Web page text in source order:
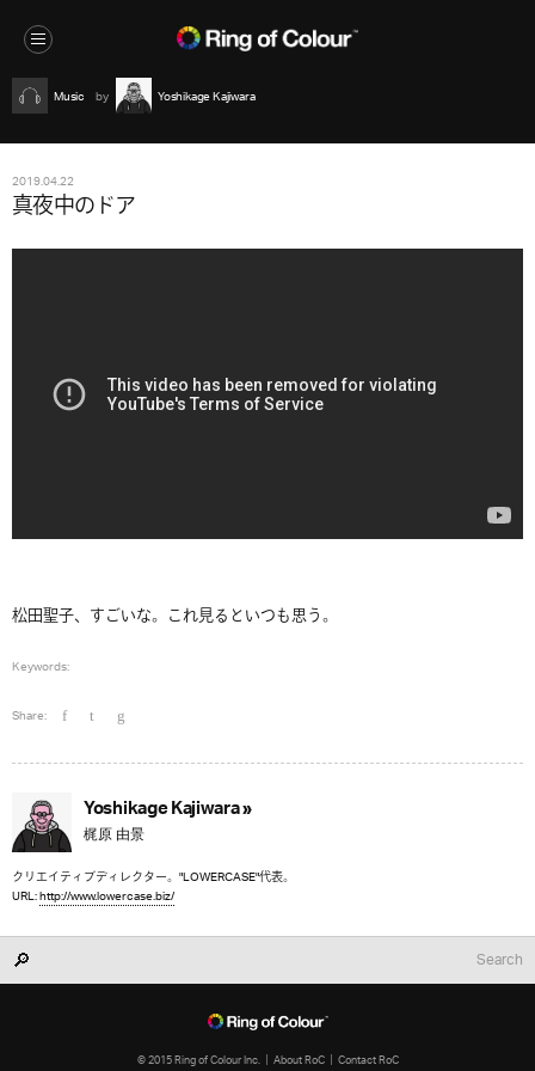
Music Yoshikage Kajiwara
2019.04.22
真夜中のドア
松田聖子、すごいな。これ見るといつも思う。
Keywords:
Share:
Yoshikage Kajiwara »
梶原 由景
クリエイティブディレクター。"LOWERCASE"代表。
URL:http://www.lowercase.biz/
© 2015 Ring of Colour Inc. About RoC Contact RoC